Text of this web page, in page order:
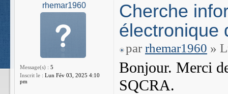
rhemar1960
Message(s) : 5
Inscrit le : Lun Fév 03, 2025 4:10
pm
Cherche
électronique
par rhemar1960 »
Bonjour. Merci
SQCRA.